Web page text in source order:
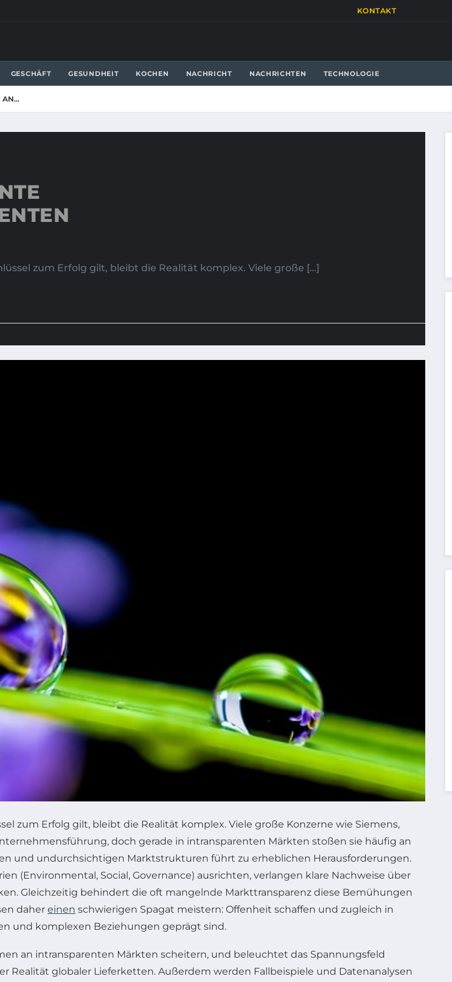
KONTAKT
GESCHÄFT GESUNDHEIT KOCHEN NACHRICHT NACHRICHTEN TECHNOLOGIE
AN…
zum Erfolg gilt, bleibt die Realität komplex. Viele große […]
zum Erfolg gilt, bleibt die Realität komplex. Viele große Konzerne wie Siemens,
doch gerade in intransparenten Märkten stoßen sie häufig an
und undurchsichtigen Marktstrukturen führt zu erheblichen Herausforderungen.
(Environmental, Social, Governance) ausrichten, verlangen klare Nachweise über
Gleichzeitig behindert die oft mangelnde Markttransparenz diese Bemühungen
daher einen schwierigen Spagat meistern: Offenheit schaffen und zugleich in
und komplexen Beziehungen geprägt sind.
an intransparenten Märkten scheitern, und beleuchtet das Spannungsfeld
globaler Lieferketten. Außerdem werden Fallbeispiele und Datenanalysen